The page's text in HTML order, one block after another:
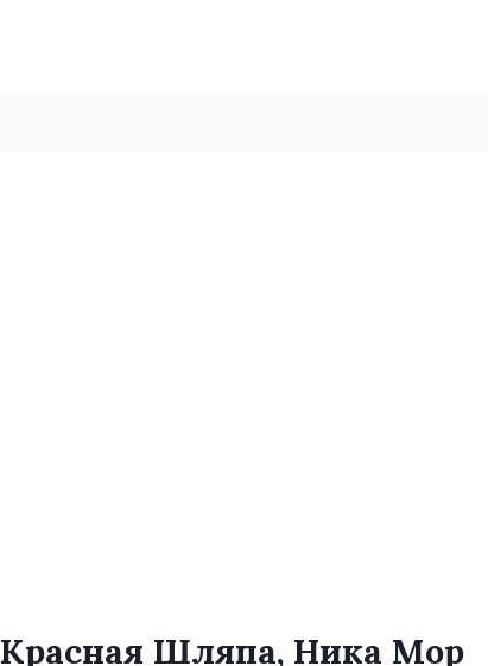
Красная Шляпа, Ника Мор